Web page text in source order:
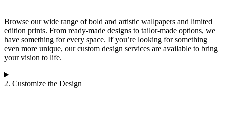
Browse our wide range of bold and artistic wallpapers and limited
edition prints. From ready-made designs to tailor-made options, we
have something for every space. If you’re looking for something
even more unique, our custom design services are available to bring
your vision to life.
2. Customize the Design